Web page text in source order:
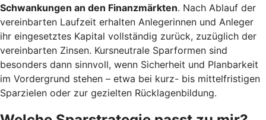
Schwankungen an den Finanzmärkten. Nach Ablauf der
vereinbarten Laufzeit erhalten Anlegerinnen und Anleger
ihr eingesetztes Kapital vollständig zurück, zuzüglich der
vereinbarten Zinsen. Kursneutrale Sparformen sind
besonders dann sinnvoll, wenn Sicherheit und Planbarkeit
im Vordergrund stehen – etwa bei kurz- bis mittelfristigen
Sparzielen oder zur gezielten Rücklagenbildung.